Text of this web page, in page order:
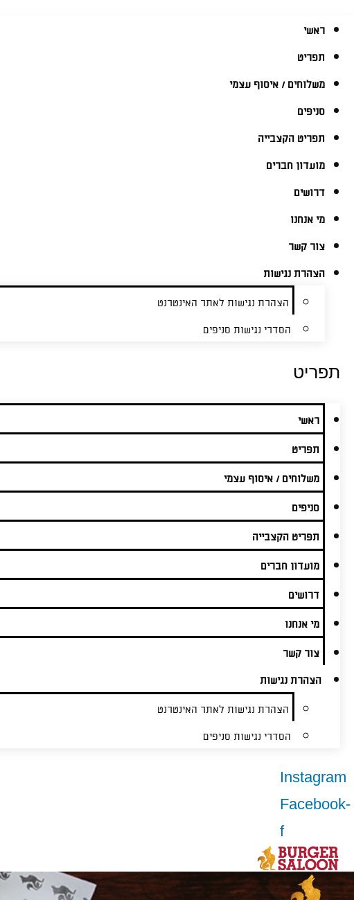
ראשי
תפריט
משלוחים / איסוף עצמי
סניפים
תפריט הקצבייה
מועדון חברים
דרושים
מי אנחנו
צור קשר
הצהרת נגישות
הצהרת נגישות לאתר האינטרנט
הסדרי נגישות סניפים
תפריט
ראשי
תפריט
משלוחים / איסוף עצמי
סניפים
תפריט הקצבייה
מועדון חברים
דרושים
מי אנחנו
צור קשר
הצהרת נגישות
הצהרת נגישות לאתר האינטרנט
הסדרי נגישות סניפים
Instagram
Facebook-
f